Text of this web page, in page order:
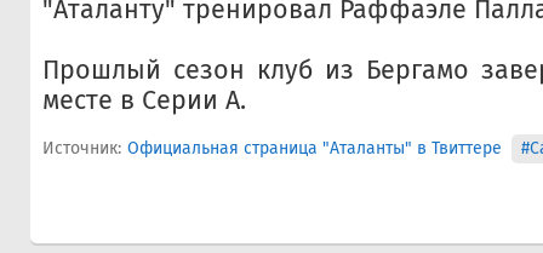
"Аталанту" тренировал Раффаэле
Прошлый сезон клуб из Бергамо
месте в Серии А.
Источник: Официальная страница "Аталанты" в Твиттере